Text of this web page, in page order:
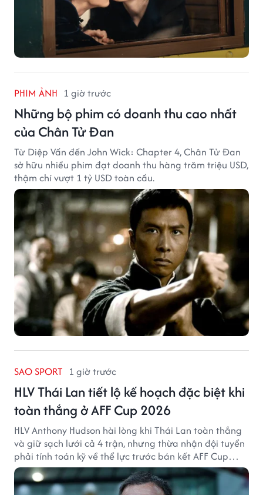
PHIM ẢNH 1 giờ trước
Những bộ phim có doanh thu cao nhất
của Chân Tử Đan
Từ Diệp Vấn đến John Wick: Chapter 4, Chân Tử Đan
sở hữu nhiều phim đạt doanh thu hàng trăm triệu USD,
thậm chí vượt 1 tỷ USD toàn cầu.
SAO SPORT 1 giờ trước
HLV Thái Lan tiết lộ kế hoạch đặc biệt khi
toàn thắng ở AFF Cup 2026
HLV Anthony Hudson hài lòng khi Thái Lan toàn thắng
và giữ sạch lưới cả 4 trận, nhưng thừa nhận đội tuyển
phải tính toán kỹ về thể lực trước bán kết AFF Cup
2026.